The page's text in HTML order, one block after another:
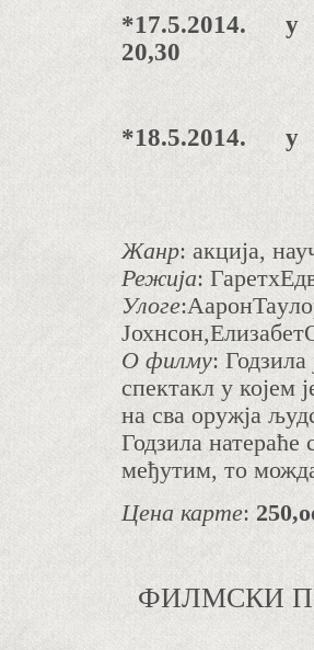
*17.5.2014. у
Жанр: акција,
Режија:
Улоге:
О филму:
спектакл у којем
на сва оружја
Годзила
међутим, то
Цена карте:
ФИЛМСКИ